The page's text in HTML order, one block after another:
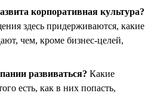
корпоративная культура?
здесь придерживаются, какие
чем, кроме бизнес-целей,
развиваться? Какие
есть, как в них попасть,